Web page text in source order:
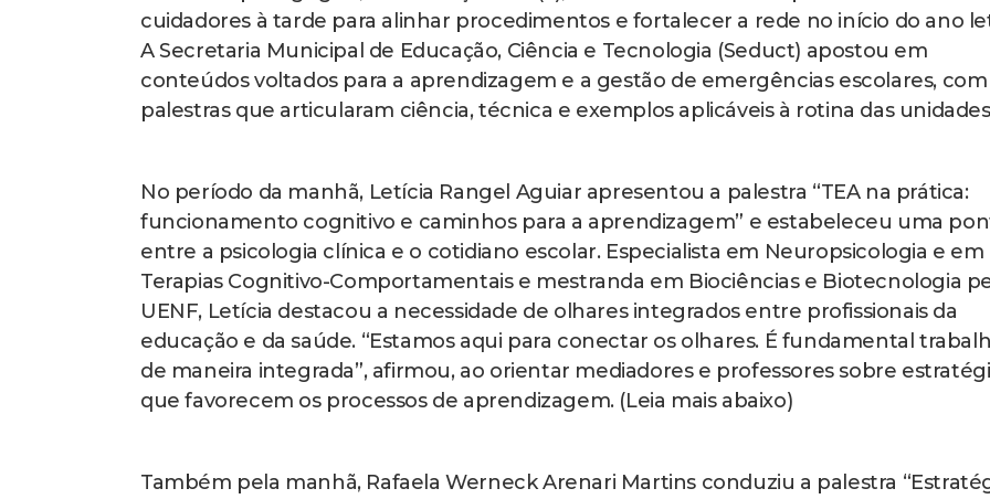
cuidadores à tarde para alinhar procedimentos e fortalecer a rede no início do ano
A Secretaria Municipal de Educação, Ciência e Tecnologia (Seduct) apostou em
conteúdos voltados para a aprendizagem e a gestão de emergências escolares, com
palestras que articularam ciência, técnica e exemplos aplicáveis à rotina das
No período da manhã, Letícia Rangel Aguiar apresentou a palestra “TEA na prática:
funcionamento cognitivo e caminhos para a aprendizagem” e estabeleceu uma
entre a psicologia clínica e o cotidiano escolar. Especialista em Neuropsicologia e em
Terapias Cognitivo-Comportamentais e mestranda em Biociências e Biotecnologia
UENF, Letícia destacou a necessidade de olhares integrados entre profissionais da
educação e da saúde. “Estamos aqui para conectar os olhares. É fundamental
de maneira integrada”, afirmou, ao orientar mediadores e professores sobre
que favorecem os processos de aprendizagem. (Leia mais abaixo)
Também pela manhã, Rafaela Werneck Arenari Martins conduziu a palestra